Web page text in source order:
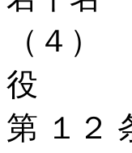
（４
役
第 １２